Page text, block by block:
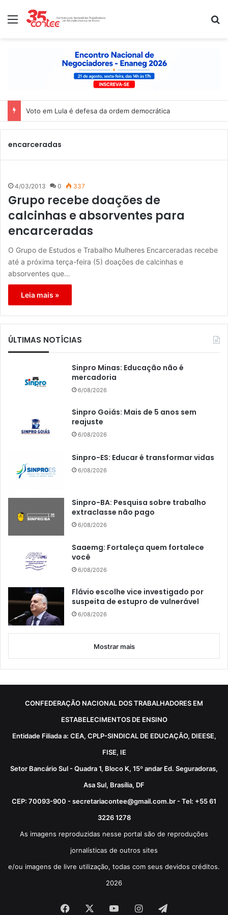
Menu
Voto em Lula é defesa da ordem democrática
encarceradas
4/03/2013 0 337
Grupo recebe doações de
calcinhas e absorventes para
encarceradas
O Grupo de Estudos e Trabalho Mulheres Encarceradas recebe
até a próxima terça-feira (5) doações de calcinhas e
absorventes que…
Leia mais »
ÚLTIMAS NOTÍCIAS
Sinpro Minas: Educação não é
mercadoria
6/08/2026
Sinpro Goiás: Mais de 5 anos sem
reajuste
6/08/2026
Sinpro-ES: Educar é transformar vidas
6/08/2026
Sinpro-BA: Pesquisa sobre trabalho
extraclasse não pago
6/08/2026
Saaemg: Fortaleça quem fortalece
você
6/08/2026
Flávio escolhe vice investigado por
suspeita de estupro de vulnerável
6/08/2026
Mostrar mais
CONFEDERAÇÃO NACIONAL DOS TRABALHADORES EM
ESTABELECIMENTOS DE ENSINO
Entidade Filiada a: CEA, CPLP-SINDICAL DE EDUCAÇÃO, DIEESE,
FISE, IE
Setor Bancário Sul - Quadra 1, Bloco K, 15º andar Ed. Seguradoras,
Asa Sul, Brasília, DF
CEP: 70093-900 - secretariacontee@gmail.com.br - Tel: +55 61
3226 1278
As imagens reproduzidas nesse portal são de reproduções
jornalísticas de outros sites
e/ou imagens de livre utilização, todas com seus devidos créditos.
2026
Facebook YouTubeInstagram